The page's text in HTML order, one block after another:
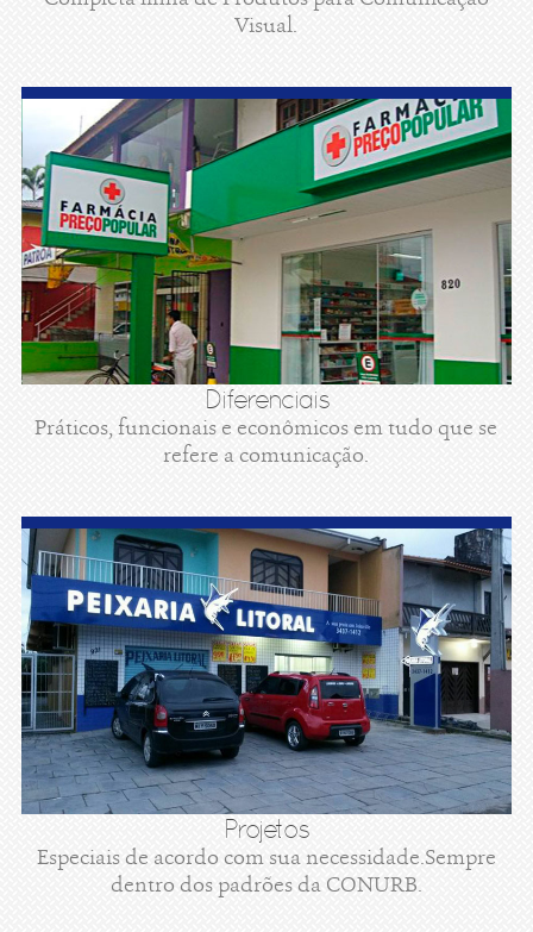
Visual.
Diferenciais
Práticos, funcionais e econômicos em tudo que se
refere a comunicação.
Projetos
Especiais de acordo com sua necessidade.Sempre
dentro dos padrões da CONURB.